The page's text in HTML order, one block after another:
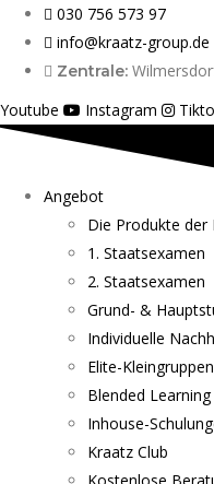
030 756 573 97
info@kraatz-group.de
Zentrale:
Youtube
Instagram
Angebot
Die Produkte der
1. Staatsexamen
2. Staatsexamen
Grund- &
Individuelle
Elite-
Blended Learning
Inhouse-
Kraatz Club